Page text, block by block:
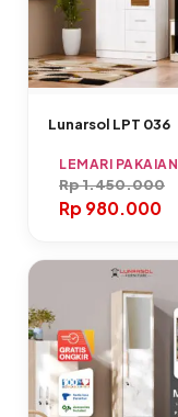
Lunarsol LPT 036
LEMARI PAKAIAN
Rp1.450.000
Rp980.000